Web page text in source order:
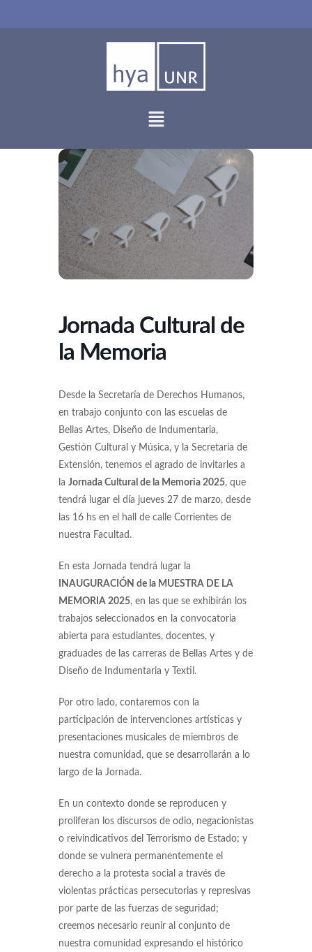
Jornada Cultural de
la Memoria
Desde la Secretaría de Derechos Humanos,
en trabajo conjunto con las escuelas de
Bellas Artes, Diseño de Indumentaria,
Gestión Cultural y Música, y la Secretaría de
Extensión, tenemos el agrado de invitarles a
la Jornada Cultural de la Memoria 2025, que
tendrá lugar el día jueves 27 de marzo, desde
las 16 hs en el hall de calle Corrientes de
nuestra Facultad.
En esta Jornada tendrá lugar la
INAUGURACIÓN de la MUESTRA DE LA
MEMORIA 2025, en las que se exhibirán los
trabajos seleccionados en la convocatoria
abierta para estudiantes, docentes, y
graduades de las carreras de Bellas Artes y de
Diseño de Indumentaria y Textil.
Por otro lado, contaremos con la
participación de intervenciones artísticas y
presentaciones musicales de miembros de
nuestra comunidad, que se desarrollarán a lo
largo de la Jornada.
En un contexto donde se reproducen y
proliferan los discursos de odio, negacionistas
o reivindicativos del Terrorismo de Estado; y
donde se vulnera permanentemente el
derecho a la protesta social a través de
violentas prácticas persecutorias y represivas
por parte de las fuerzas de seguridad;
creemos necesario reunir al conjunto de
nuestra comunidad expresando el histórico